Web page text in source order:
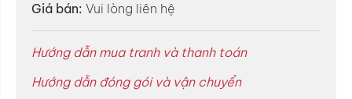
Giá bán: Vui lòng liên hệ
Hướng dẫn mua tranh và thanh toán
Hướng dẫn đóng gói và vận chuyển